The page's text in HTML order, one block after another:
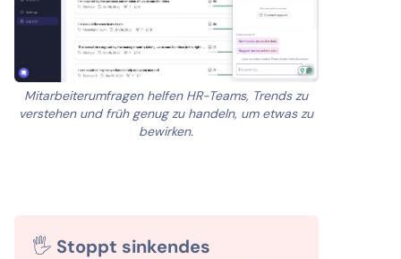
Mitarbeiterumfragen helfen HR-Teams, Trends zu
verstehen und früh genug zu handeln, um etwas zu
bewirken.
🖐️ Stoppt sinkendes